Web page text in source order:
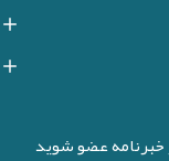
خبرنامه عضو شوید